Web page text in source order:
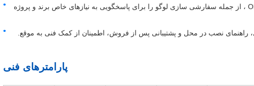
پشتیبانی از سفارشی سازی: سفارشات OEM / ODM ، از جمله سفارشی سازی لوگو را برای پاسخگویی به نیازهای خاص برند و پروژه
نصب در محل و پشتیبانی پس از فروش، اطمینان از کمک فنی به موقع.
پارامترهای فنی